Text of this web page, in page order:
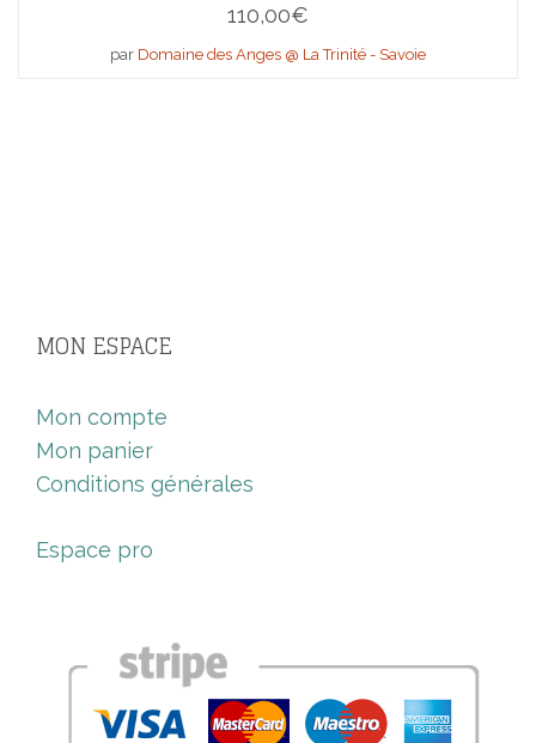
110,00€
par Domaine des Anges @ La Trinité - Savoie
MON ESPACE
Mon compte
Mon panier
Conditions générales
Espace pro